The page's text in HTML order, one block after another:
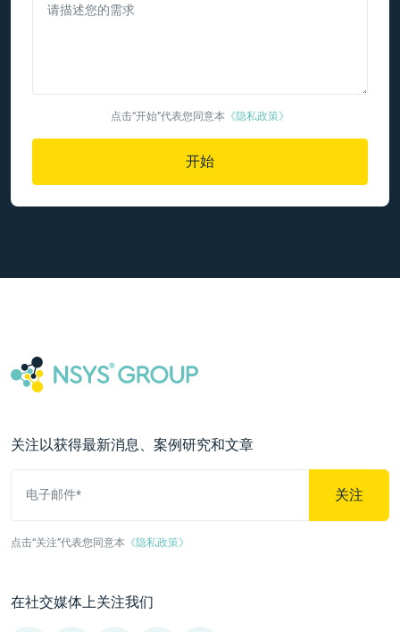
请描述您的需求
点击“开始”代表您同意本 《隐私政策》
开始
关注以获得最新消息、案例研究和文章
电子邮件* 关注
点击“关注”代表您同意本 《隐私政策》
在社交媒体上关注我们